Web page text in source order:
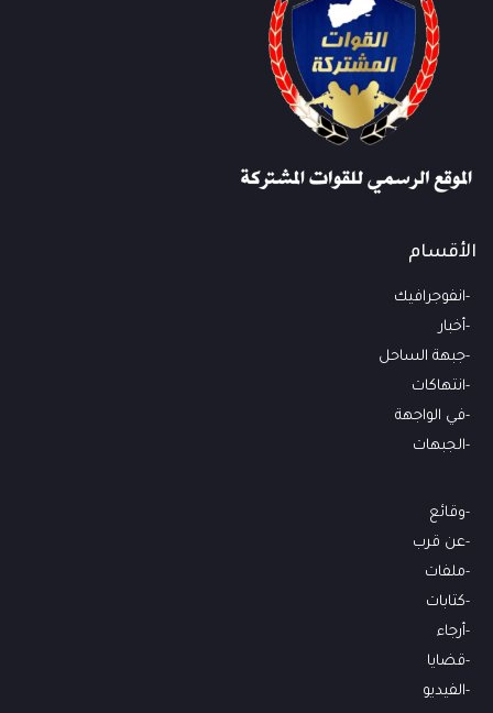
الأقسام
انفوجرافيك
أخبار
جبهة الساحل
انتهاكات
في الواجهة
الجبهات
وقائع
عن قرب
ملفات
كتابات
أرجاء
قضايا
الفيديو